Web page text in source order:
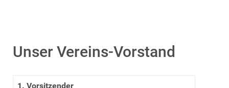
Unser Vereins-Vorstand
1. Vorsitzender